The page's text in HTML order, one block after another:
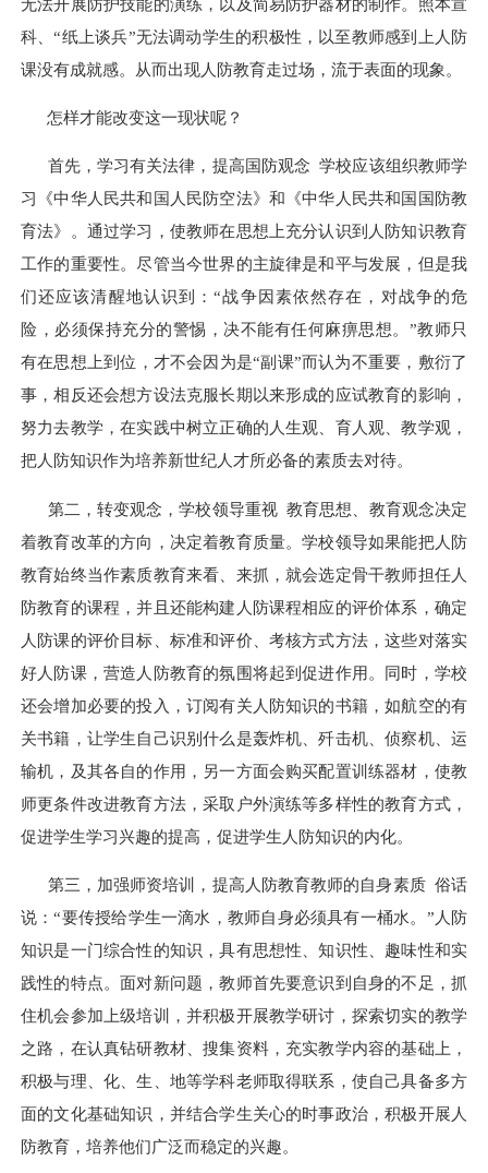
科、“纸上谈兵”无法调动学生的积极性，以至教师感到上人防
课没有成就感。从而出现人防教育走过场，流于表面的现象。
怎样才能改变这一现状呢？
首先，学习有关法律，提高国防观念 学校应该组织教师学
习《中华人民共和国人民防空法》和《中华人民共和国国防教
育法》。通过学习，使教师在思想上充分认识到人防知识教育
工作的重要性。尽管当今世界的主旋律是和平与发展，但是我
们还应该清醒地认识到：“战争因素依然存在，对战争的危
险，必须保持充分的警惕，决不能有任何麻痹思想。”教师只
有在思想上到位，才不会因为是“副课”而认为不重要，敷衍了
事，相反还会想方设法克服长期以来形成的应试教育的影响，
努力去教学，在实践中树立正确的人生观、育人观、教学观，
把人防知识作为培养新世纪人才所必备的素质去对待。
第二，转变观念，学校领导重视 教育思想、教育观念决定
着教育改革的方向，决定着教育质量。学校领导如果能把人防
教育始终当作素质教育来看、来抓，就会选定骨干教师担任人
防教育的课程，并且还能构建人防课程相应的评价体系，确定
人防课的评价目标、标准和评价、考核方式方法，这些对落实
好人防课，营造人防教育的氛围将起到促进作用。同时，学校
还会增加必要的投入，订阅有关人防知识的书籍，如航空的有
关书籍，让学生自己识别什么是轰炸机、歼击机、侦察机、运
输机，及其各自的作用，另一方面会购买配置训练器材，使教
师更条件改进教育方法，采取户外演练等多样性的教育方式，
促进学生学习兴趣的提高，促进学生人防知识的内化。
第三，加强师资培训，提高人防教育教师的自身素质 俗话
说：“要传授给学生一滴水，教师自身必须具有一桶水。”人防
知识是一门综合性的知识，具有思想性、知识性、趣味性和实
践性的特点。面对新问题，教师首先要意识到自身的不足，抓
住机会参加上级培训，并积极开展教学研讨，探索切实的教学
之路，在认真钻研教材、搜集资料，充实教学内容的基础上，
积极与理、化、生、地等学科老师取得联系，使自己具备多方
面的文化基础知识，并结合学生关心的时事政治，积极开展人
防教育，培养他们广泛而稳定的兴趣。